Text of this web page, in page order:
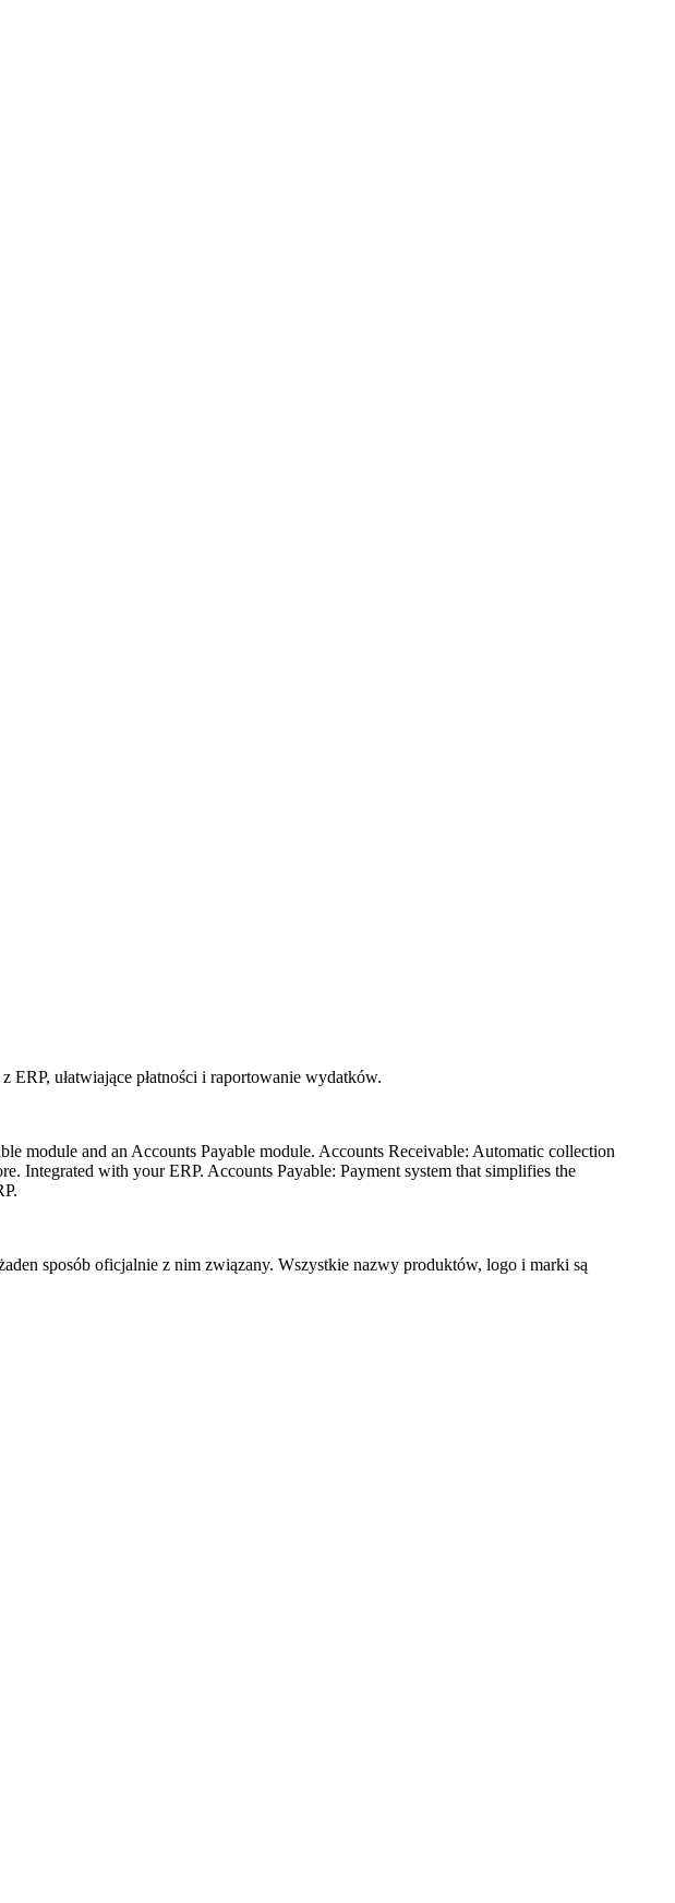
ułatwiające płatności i raportowanie wydatków.
module and an Accounts Payable module. Accounts Receivable: Automatic collection
Integrated with your ERP. Accounts Payable: Payment system that simplifies the
sposób oficjalnie z nim związany. Wszystkie nazwy produktów, logo i marki są